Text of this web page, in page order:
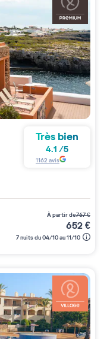
Très bien
4.1 /5
1162 avis
à partir de767€
652€
7 nuits du 04/10 au 11/10